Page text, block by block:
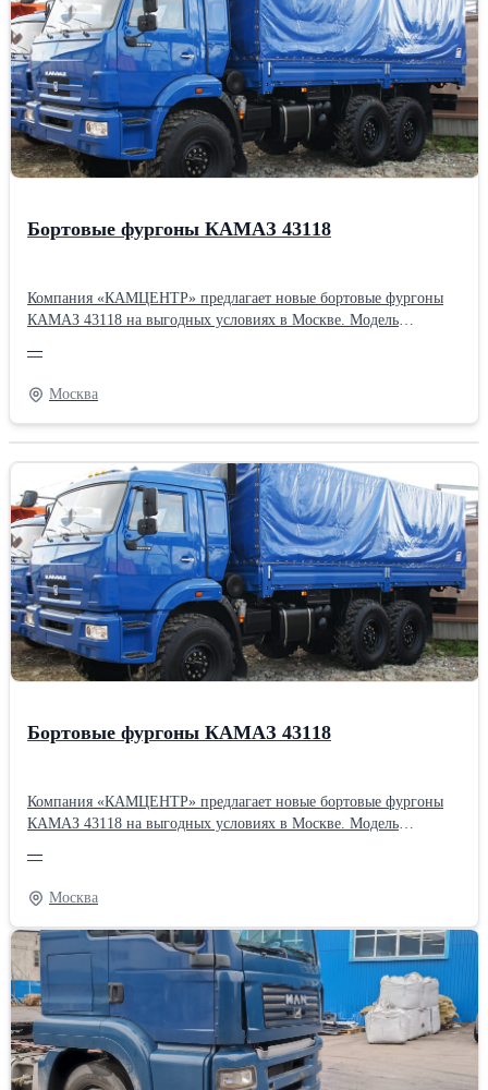
Бортовые фургоны КАМАЗ 43118
Компания «КАМЦЕНТР» предлагает новые бортовые фургоны
КАМАЗ 43118 на выгодных условиях в Москве. Модель
комплект поставки входит тент с каркасом, благодаря чему
КАМАЗ 43118 легко трансформируется в бортовой фургон.
Подробную информацию Вы можете найти на нашем сайте
—
Москва
Бортовые фургоны КАМАЗ 43118
Компания «КАМЦЕНТР» предлагает новые бортовые фургоны
КАМАЗ 43118 на выгодных условиях в Москве. Модель
комплект поставки входит тент с каркасом, благодаря чему
КАМАЗ 43118 легко трансформируется в бортовой фургон.
Подробную информацию Вы можете найти на нашем сайте
—
Москва